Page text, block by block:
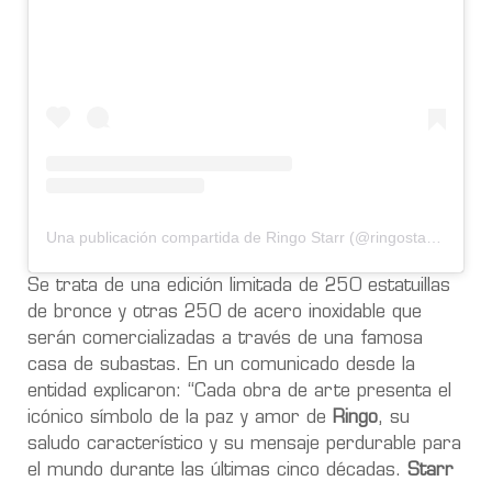
Se trata de una edición limitada de 250 estatuillas
de bronce y otras 250 de acero inoxidable que
serán comercializadas a través de una famosa
casa de subastas. En un comunicado desde la
entidad explicaron: “Cada obra de arte presenta el
icónico símbolo de la paz y amor de Ringo, su
saludo característico y su mensaje perdurable para
el mundo durante las últimas cinco décadas. Starr